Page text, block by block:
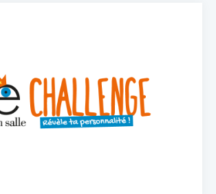
2026 : le palmarès officiel
10 juillet 2026
Les grappes Michelin : une première